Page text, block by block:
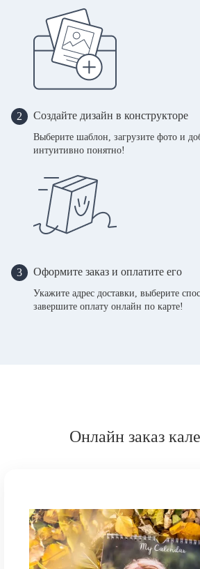
2 Создайте дизайн в конструкторе
Выберите шаблон, загрузите фото и
интуитивно понятно!
3 Оформите заказ и оплатите его
Укажите адрес доставки, выберите
завершите оплату онлайн по карте!
Онлайн заказ